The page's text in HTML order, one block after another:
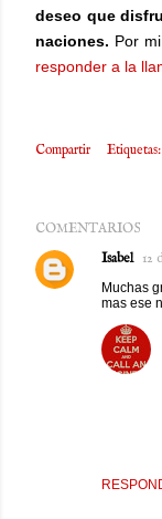
deseo que
naciones. Por
responder a la
Compartir Etiquetas:
COMENTARIOS
Isabel 12
Muchas
mas ese